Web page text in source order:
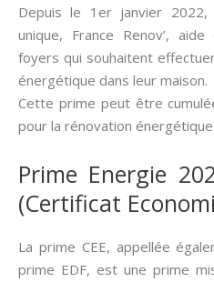
Depuis le 1er janvier 2022,
unique, France Renov’,
foyers qui souhaitent
énergétique dans leur maison.
Cette prime peut être
pour la rénovation énergétique.
Prime Energie
(Certificat
La prime CEE, appellée
prime EDF, est une prime